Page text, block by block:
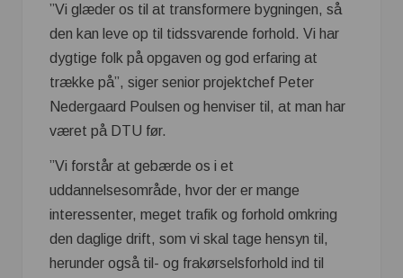
”Vi glæder os til at transformere bygningen, så
den kan leve op til tidssvarende forhold. Vi har
dygtige folk på opgaven og god erfaring at
trække på”, siger senior projektchef Peter
Nedergaard Poulsen og henviser til, at man har
været på DTU før.
”Vi forstår at gebærde os i et
uddannelsesområde, hvor der er mange
interessenter, meget trafik og forhold omkring
den daglige drift, som vi skal tage hensyn til,
herunder også til- og frakørselsforhold ind til